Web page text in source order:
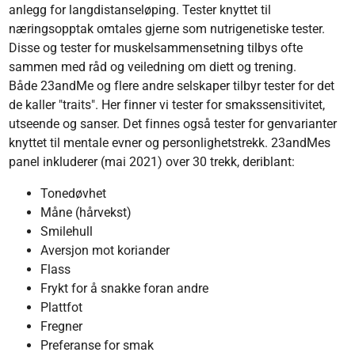
anlegg for langdistanseløping. Tester knyttet til
næringsopptak omtales gjerne som nutrigenetiske tester.
Disse og tester for muskelsammensetning tilbys ofte
sammen med råd og veiledning om diett og trening.
Både 23andMe og flere andre selskaper tilbyr tester for det
de kaller "traits". Her finner vi tester for smakssensitivitet,
utseende og sanser. Det finnes også tester for genvarianter
knyttet til mentale evner og personlighetstrekk. 23andMes
panel inkluderer (mai 2021) over 30 trekk, deriblant:
Tonedøvhet
Måne (hårvekst)
Smilehull
Aversjon mot koriander
Flass
Frykt for å snakke foran andre
Plattfot
Fregner
Preferanse for smak